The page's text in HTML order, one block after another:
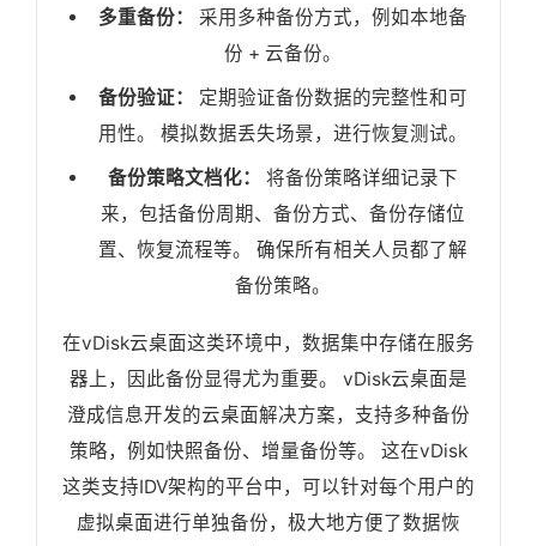
多重备份：
采用多种备份方式，例如本地备
份 + 云备份。
备份验证：
定期验证备份数据的完整性和可
用性。 模拟数据丢失场景，进行恢复测试。
备份策略文档化：
将备份策略详细记录下
来，包括备份周期、备份方式、备份存储位
置、恢复流程等。 确保所有相关人员都了解
备份策略。
在vDisk云桌面这类环境中，数据集中存储在服务
器上，因此备份显得尤为重要。 vDisk云桌面是
澄成信息开发的云桌面解决方案，支持多种备份
策略，例如快照备份、增量备份等。 这在vDisk
这类支持IDV架构的平台中，可以针对每个用户的
虚拟桌面进行单独备份，极大地方便了数据恢